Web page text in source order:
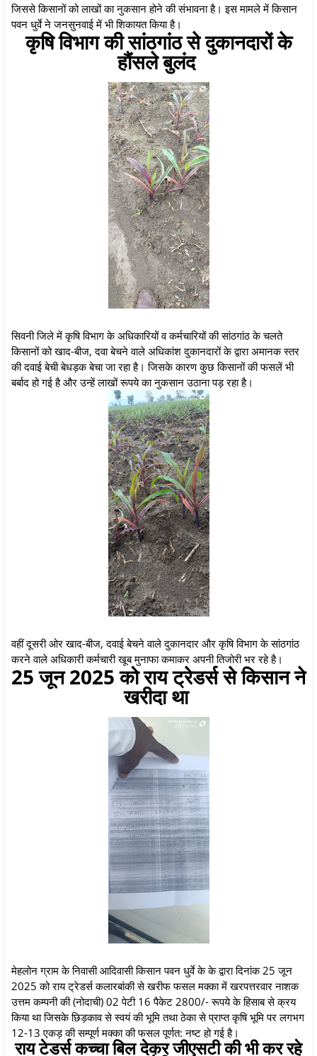
जिससे किसानों को लाखों का नुकसान होने की संभावना है। इस मामले में किसान
पवन धुर्वे ने जनसुनवाई में भी शिकायत किया है।
कृषि विभाग की सांठगांठ से दुकानदारों के
हौंसले बुलंद
सिवनी जिले में कृषि विभाग के अधिकारियों व कर्मचारियों की सांठगांठ के चलते
किसानों को खाद-बीज, दवा बेचने वाले अधिकांश दुकानदारों के द्वारा अमानक स्तर
की दवाई बेची बेधड़क बेचा जा रहा है। जिसके कारण कुछ किसानों की फसलें भी
बर्बाद हो गई है और उन्हें लाखों रूपये का नुकसान उठाना पड़ रहा है।
वहीं दूसरी ओर खाद-बीज, दवाई बेचने वाले दुकानदार और कृषि विभाग के सांठगांठ
करने वाले अधिकारी कर्मचारी खूब मुनाफा कमाकर अपनी तिजोरी भर रहे है।
25 जून 2025 को राय ट्रेडर्स से किसान ने
खरीदा था
मेहलोन ग्राम के निवासी आदिवासी किसान पवन धुर्वे के के द्वारा दिनांक 25 जून
2025 को राय ट्रेडर्स कलारबांकी से खरीफ फसल मक्का में खरपत्तरवार नाशक
उत्तम कम्पनी की (नोदाची) 02 पेटी 16 पैकेट 2800/- रूपये के हिसाब से क्रय
किया था जिसके छिड़काव से स्वयं की भूमि तथा ठेका से प्राप्त कृषि भूमि पर लगभग
12-13 एकड़ की सम्पूर्ण मक्का की फसल पूर्णत: नष्ट हो गई है।
राय टेडर्स कच्चा बिल देकर जीएसटी की भी कर रहे